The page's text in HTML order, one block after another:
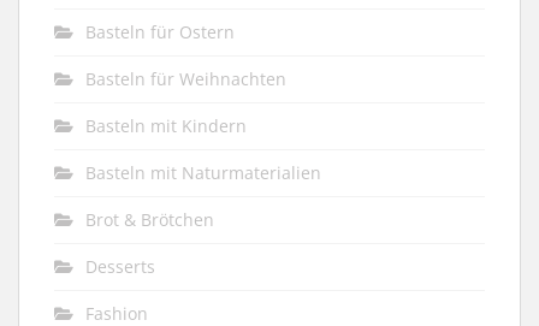
Basteln für Ostern
Basteln für Weihnachten
Basteln mit Kindern
Basteln mit Naturmaterialien
Brot & Brötchen
Desserts
Fashion